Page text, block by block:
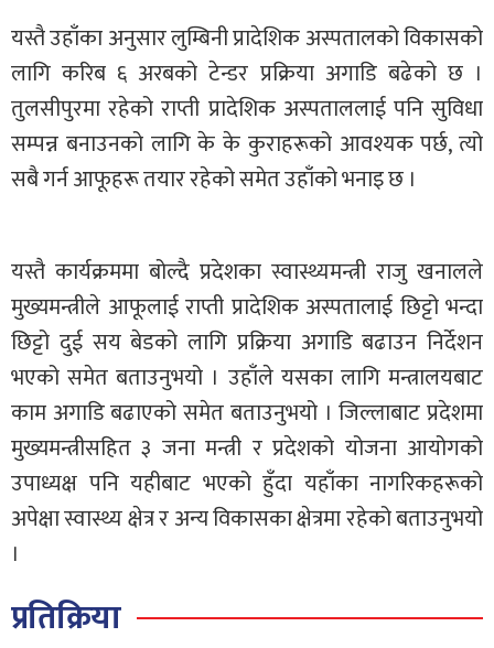
यस्तै उहाँका अनुसार लुम्बिनी प्रादेशिक अस्पतालको विकासको
लागि करिब ६ अरबको टेन्डर प्रक्रिया अगाडि बढेको छ ।
तुलसीपुरमा रहेको राप्ती प्रादेशिक अस्पताललाई पनि सुविधा
सम्पन्न बनाउनको लागि के के कुराहरूको आवश्यक पर्छ, त्यो
सबै गर्न आफूहरू तयार रहेको समेत उहाँको भनाइ छ ।
यस्तै कार्यक्रममा बोल्दै प्रदेशका स्वास्थ्यमन्त्री राजु खनालले
मुख्यमन्त्रीले आफूलाई राप्ती प्रादेशिक अस्पतालाई छिट्टो भन्दा
छिट्टो दुई सय बेडको लागि प्रक्रिया अगाडि बढाउन निर्देशन
भएको समेत बताउनुभयो । उहाँले यसका लागि मन्त्रालयबाट
काम अगाडि बढाएको समेत बताउनुभयो । जिल्लाबाट प्रदेशमा
मुख्यमन्त्रीसहित ३ जना मन्त्री र प्रदेशको योजना आयोगको
उपाध्यक्ष पनि यहीबाट भएको हुँदा यहाँका नागरिकहरूको
अपेक्षा स्वास्थ्य क्षेत्र र अन्य विकासका क्षेत्रमा रहेको बताउनुभयो
।
प्रतिक्रिया